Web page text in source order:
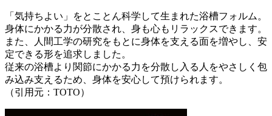
「気持ちよい」をとことん科学して生まれた浴槽フォルム。
身体にかかる力が分散され、身も心もリラックスできます。
また、人間工学の研究をもとに身体を支える面を増やし、安
定できる形を追求しました。
従来の浴槽より関節にかかる力を分散し入る人をやさしく包
み込み支えるため、身体を安心して預けられます。
（引用元：TOTO）